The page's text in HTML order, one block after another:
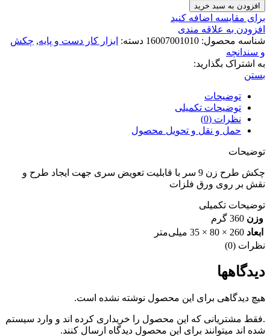
افزودن به سبد خرید
برای مقایسه اضافه کنید
افزودن به علاقه مندی
شناسه محصول: 16007001010 دسته: ابزار کار دست و پایه, چکش
و سندانچه
به اشتراک بگذارید:
بستن
توضیحات
توضیحات تکمیلی
نظرات (0)
حمل و نقل و تحویل محصول
توضیحات
چکش طرح زن 9 سر با قابلیت تعویض سری جهت ایجاد طرح و
نقش بر روی ورق فلزات
توضیحات تکمیلی
وزن 360 گرم
ابعاد 260 × 80 × 35 میلی‌متر
نظرات (0)
دیدگاهها
هیچ دیدگاهی برای این محصول نوشته نشده است.
.فقط مشتریانی که این محصول را خریداری کرده اند و وارد سیستم
شده اند میتوانند برای این محصول دیدگاه ارسال کنند.